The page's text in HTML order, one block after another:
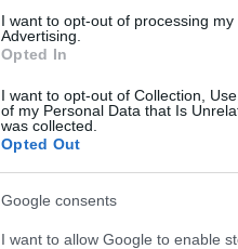
I want to opt-out of processing
Advertising.
Opted In
I want to opt-out of Collection,
of my Personal Data that Is
was collected.
Opted Out
Google consents
I want to allow Google to enable